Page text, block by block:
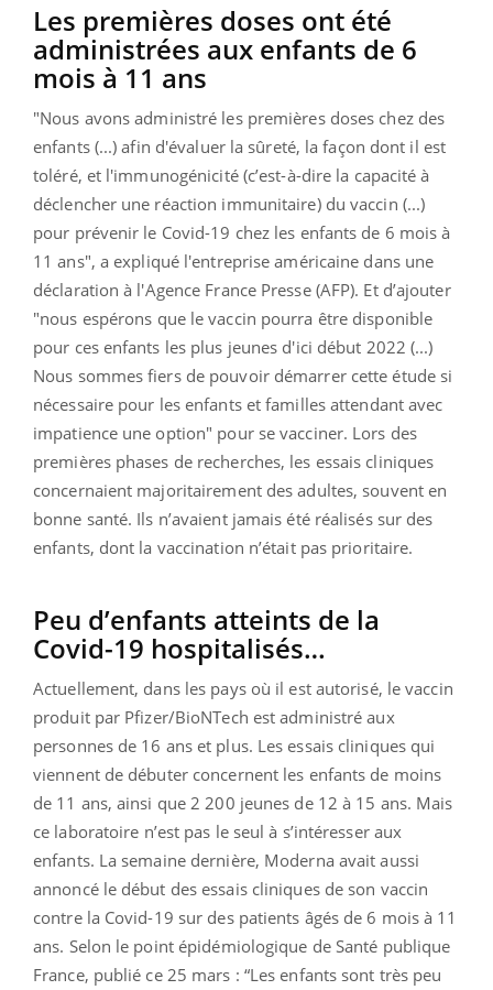
Les premières doses ont été
administrées aux enfants de 6
mois à 11 ans
"Nous avons administré les premières doses chez des
enfants (...) afin d'évaluer la sûreté, la façon dont il est
toléré, et l'immunogénicité (c’est-à-dire la capacité à
déclencher une réaction immunitaire)du vaccin (...)
pour prévenir le Covid-19 chez les enfants de 6 mois à
11 ans", a expliqué l'entreprise américaine dans une
déclaration à l'Agence France Presse (AFP). Et d’ajouter
"nous espérons que le vaccin pourra être disponible
pour ces enfants les plus jeunes d'ici début 2022 (...)
Nous sommes fiers de pouvoir démarrer cette étude si
nécessaire pour les enfants et familles attendant avec
impatience une option" pour se vacciner. Lors des
premières phases de recherches, les essais cliniques
concernaient majoritairement des adultes, souvent en
bonne santé. Ils n’avaient jamais été réalisés sur des
enfants, dont la vaccination n’était pas prioritaire.
Peu d’enfants atteints de la
Covid-19 hospitalisés…
Actuellement, dans les pays où il est autorisé, le vaccin
produit par Pfizer/BioNTech est administré aux
personnes de 16 ans et plus. Les essais cliniques qui
viennent de débuter concernent les enfants de moins
de 11 ans, ainsi que 2 200 jeunes de 12 à 15 ans. Mais
ce laboratoire n’est pas le seul à s’intéresser aux
enfants. La semaine dernière, Moderna avait aussi
annoncé le début des essais cliniques de son vaccin
contre la Covid-19 sur des patients âgés de 6 mois à 11
ans. Selon le point épidémiologique de Santé publique
France, publié ce 25 mars : “Les enfants sont très peu